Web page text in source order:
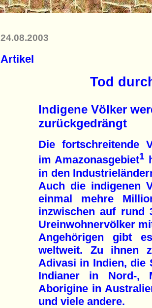
24.08.2003
Artikel
Tod
Indigene Völker
zurückgedrängt
Die fortschreitende
im Amazonasgebiet1
in den
Auch die indigenen
einmal mehre
inzwischen auf rund
Ureinwohnervölker
Angehörigen gibt
weltweit. Zu ihnen
Adivasi in Indien, die
Indianer in Nord-,
Aborigine in
und viele andere.